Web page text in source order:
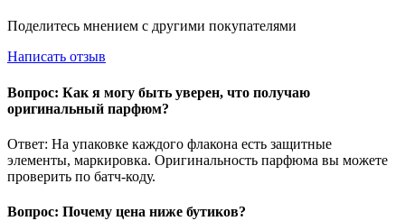
Поделитесь мнением с другими покупателями
Написать отзыв
Вопрос: Как я могу быть уверен, что получаю
оригинальный парфюм?
Ответ: На упаковке каждого флакона есть защитные
элементы, маркировка. Оригинальность парфюма вы можете
проверить по батч-коду.
Вопрос: Почему цена ниже бутиков?